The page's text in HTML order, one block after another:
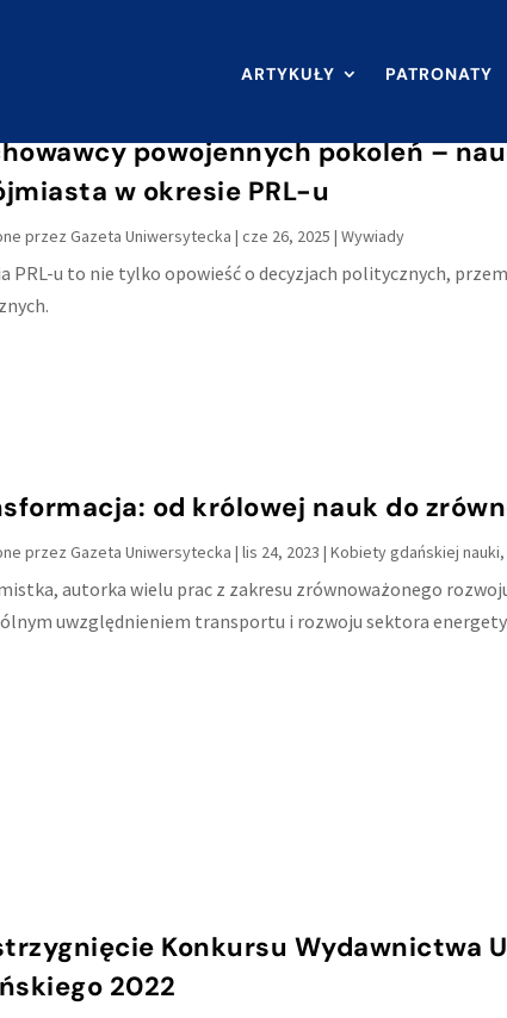
ARTYKUŁY PATRONATY
powojennych pokoleń –
w okresie PRL-u
przezGazeta Uniwersytecka |cze 26, 2025 |Wywiady
PRL-u to nie tylko opowieść o decyzjach politycznych,
od królowej nauk do
przezGazeta Uniwersytecka |lis 24, 2023 |Kobiety gdańskiej nauki
autorka wielu prac z zakresu zrównoważonego
uwzględnieniem transportu i rozwoju sektora
Konkursu Wydawnictwa
2022